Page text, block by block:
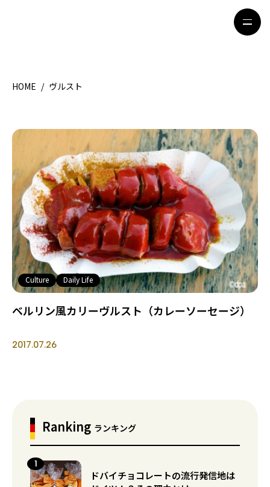
HOME
留学＆キャリア
ライフスタイル
著者一覧
ライター募集
HOME / ヴルスト
Culture Daily Life
ベルリン風カリーヴルスト（カレーソーセージ）
2017.07.26
Ranking ランキング
ドバイチョコレートの流行発信地は